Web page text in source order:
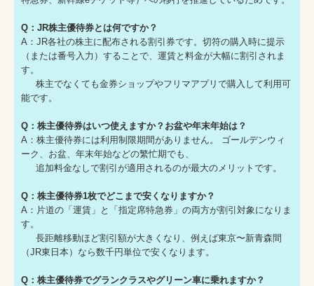
Q：JR株主優待券とは何ですか？
A：JR各社の株主に配布される割引券です。切符の購入時に提示
（または番号入力）することで、運賃と料金が大幅に割引されま
す。
株主でなくても金券ショップやフリマアプリで購入して利用可
能です。
Q：株主優待券はいつ使えますか？お盆や年末年始は？
A：株主優待券には利用制限期間がありません。 ゴールデンウィ
ーク、お盆、年末年始などの繁忙期でも、
追加料金なしで割引が適用されるのが最大のメリットです。
Q：株主優待券1枚でどこまで安くなりますか？
A：片道の「運賃」と「指定席特急券」の両方が割引対象になりま
す。
長距離移動ほど割引額が大きくなり、例えば東京〜新青森間
（JR東日本）なら数千円単位で安くなります。
Q：株主優待券でグランクラスやグリーン車に乗れますか？